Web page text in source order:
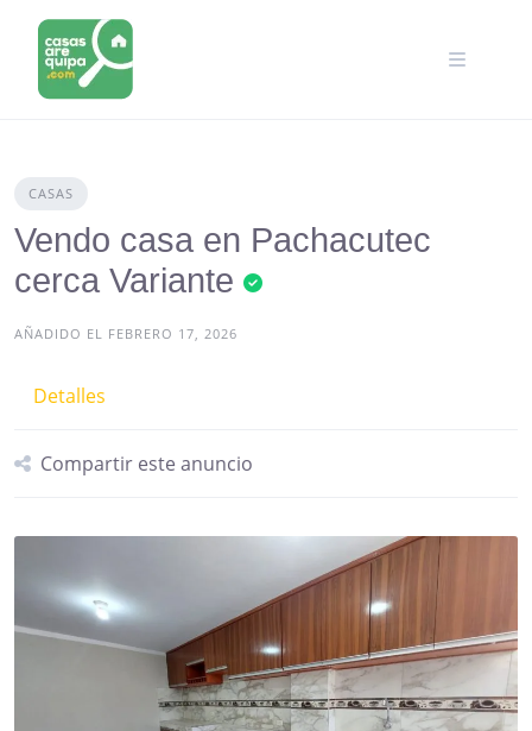
content
CASAS
Vendo casa en Pachacutec
cerca Variante
AÑADIDO EL FEBRERO 17, 2026
Detalles
Compartir este anuncio